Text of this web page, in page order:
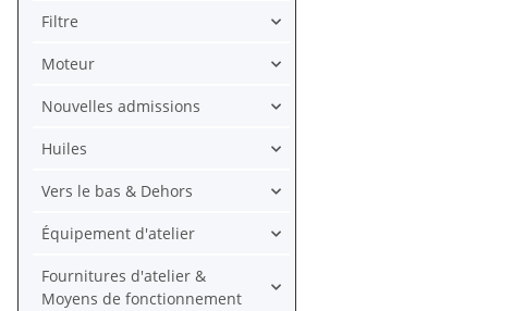
Filtre
Moteur
Nouvelles admissions
Huiles
Vers le bas & Dehors
Équipement d'atelier
Fournitures d'atelier &
Moyens de fonctionnement